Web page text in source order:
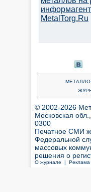
MetalTorg.Ru
© 2002-2026
Московская
0300
Печатное СМИ
Федеральной
массовых
решения о
О журнале |